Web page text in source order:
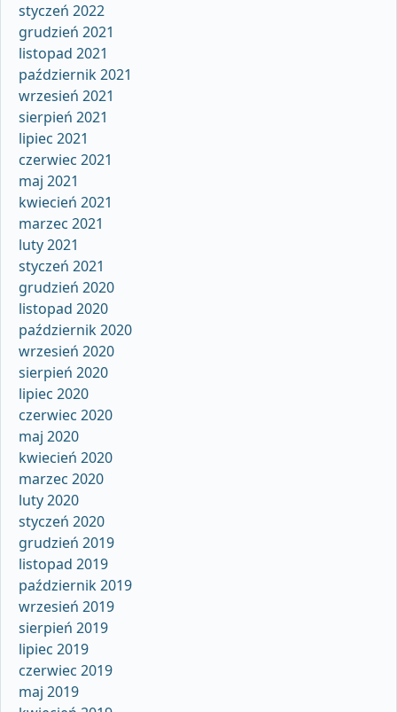
styczeń 2022
grudzień 2021
listopad 2021
październik 2021
wrzesień 2021
sierpień 2021
lipiec 2021
czerwiec 2021
maj 2021
kwiecień 2021
marzec 2021
luty 2021
styczeń 2021
grudzień 2020
listopad 2020
październik 2020
wrzesień 2020
sierpień 2020
lipiec 2020
czerwiec 2020
maj 2020
kwiecień 2020
marzec 2020
luty 2020
styczeń 2020
grudzień 2019
listopad 2019
październik 2019
wrzesień 2019
sierpień 2019
lipiec 2019
czerwiec 2019
maj 2019